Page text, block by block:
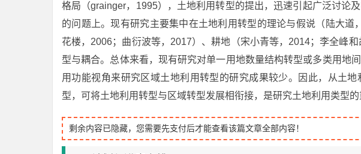
格局（grainger，1995），土地利用转型的提出，迅速引起广泛讨论
的问题上。现有研究主要集中在土地利用转型的理论与假说（陆大道
花楼，2006；曲衍波等，2017）、耕地（宋小青等，2014；李全峰
型与耦合。总体来看，现有研究对单一用地数量结构转型或多类用地
用功能视角来研究区域土地利用转型的研究成果较少。因此，从土
型，可将土地利用转型与区域转型发展相衔接，是研究土地利用类型的
剩余内容已隐藏，您需要先支付后才能查看该篇文章全部内容！